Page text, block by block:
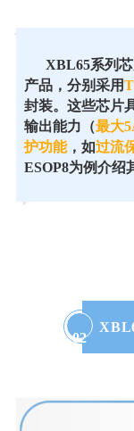
XBL65系列芯
产品，分别采用
封装。这些芯片
输出能力（最大
护功能，如过流
ESOP8为例介绍
02